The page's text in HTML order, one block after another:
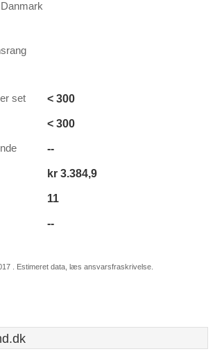
set < 300
< 300
--
kr 3.384,9
11
--
. Estimeret data, læs ansvarsfraskrivelse.